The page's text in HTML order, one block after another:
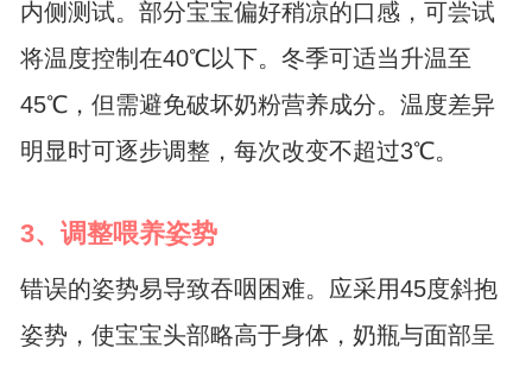
内侧测试。部分宝宝偏好稍凉的口感，可尝试
将温度控制在40℃以下。冬季可适当升温至
45℃，但需避免破坏奶粉营养成分。温度差异
明显时可逐步调整，每次改变不超过3℃。
3、调整喂养姿势
错误的姿势易导致吞咽困难。应采用45度斜抱
姿势，使宝宝头部略高于身体，奶瓶与面部呈